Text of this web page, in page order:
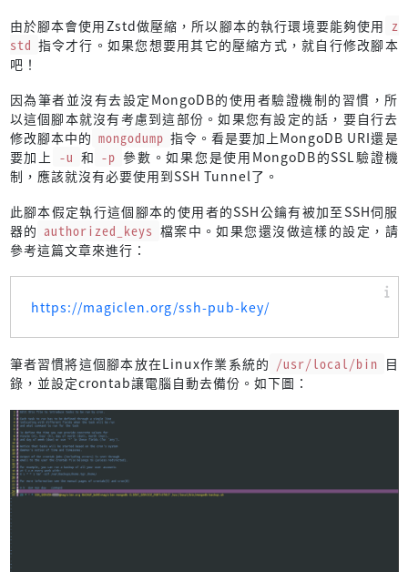
    DB_PARAM=
"-d \"${DB_NAME}\""
fi
OPLOG_FILENAME=
if [[ " ${USE_OPLOG} " != "0" ]]; then
    OPLOG_PARAM=
"--oplog"
    OPLOG_FILENAME=
"-oplog"
FILE_NAME="$(date +%F_%T)${OPLOG_FILENAME}.archive.zst"
if mongodump ${OPLOG_PARAM} ${DB_PARAM} --archive --
echo "-----Delete the following old backup
fi
ssh -S "${SSH_SOCKET_PATH}" -O exit "${SSH_SERVER}"
由於腳本會使用Zstd做壓縮，所以腳本的執行環境要能夠使用 z
std 指令才行。如果您想要用其它的壓縮方式，就自行修改腳本
吧！
因為筆者並沒有去設定MongoDB的使用者驗證機制的習慣，所
以這個腳本就沒有考慮到這部份。如果您有設定的話，要自行去
修改腳本中的 mongodump 指令。看是要加上MongoDB URI還是
要加上 -u 和 -p 參數。如果您是使用MongoDB的SSL驗證機
制，應該就沒有必要使用到SSH Tunnel了。
此腳本假定執行這個腳本的使用者的SSH公鑰有被加至SSH伺服
器的 authorized_keys 檔案中。如果您還沒做這樣的設定，請
參考這篇文章來進行：
https://magiclen.org/ssh-pub-key/
筆者習慣將這個腳本放在Linux作業系統的 /usr/local/bin 目
錄，並設定crontab讓電腦自動去備份。如下圖：